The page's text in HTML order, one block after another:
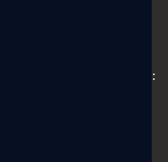
opas oikeiden
valmistetut vesipullot:
pullon